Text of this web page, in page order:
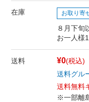
在庫 お取り寄
８月下旬
お一人様
送料 ¥0(税込)
送料グル
送料無料
※一部離